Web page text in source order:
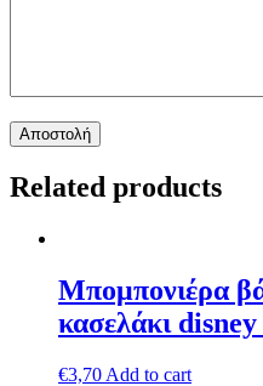
Related products
Μπομπονιέρα
κασελάκι
€3,70 Add to cart